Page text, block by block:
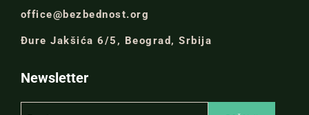
office@bezbednost.org
Đure Jakšića 6/5, Beograd, Srbija
Newsletter